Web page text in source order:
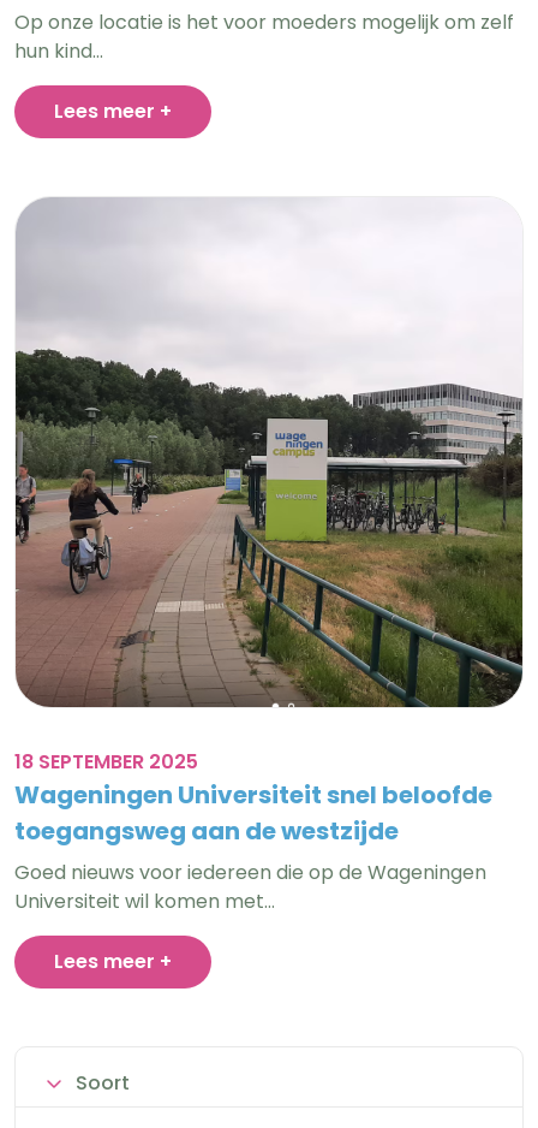
Op onze locatie is het voor moeders mogelijk om zelf
hun kind…
Lees meer +
18 SEPTEMBER 2025
Wageningen Universiteit snel beloofde
toegangsweg aan de westzijde
Goed nieuws voor iedereen die op de Wageningen
Universiteit wil komen met…
Lees meer +
Soort